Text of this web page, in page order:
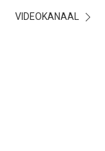
VIDEOKANAAL